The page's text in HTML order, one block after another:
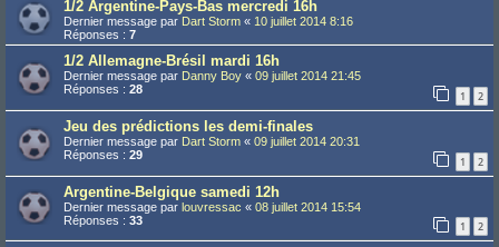
1/2 Argentine-Pays-Bas mercredi 16h
Dernier message par Dart Storm « 10 juillet 2014 8:16
Réponses : 7
1/2 Allemagne-Brésil mardi 16h
Dernier message par Danny Boy « 09 juillet 2014 21:45
Réponses : 28 1 2
Jeu des prédictions les demi-finales
Dernier message par Dart Storm « 09 juillet 2014 20:31
Réponses : 29 1 2
Argentine-Belgique samedi 12h
Dernier message par louvressac « 08 juillet 2014 15:54
Réponses : 33 1 2